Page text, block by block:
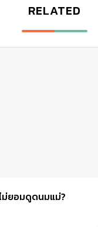
RELATED
ม่ยอมดูดนมแม่?